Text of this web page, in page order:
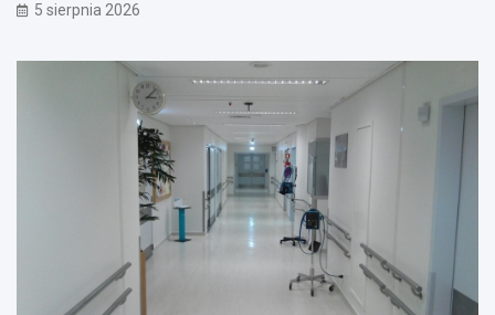
5 sierpnia 2026